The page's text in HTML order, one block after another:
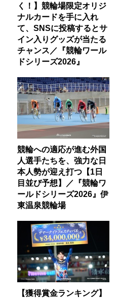
く！】競輪場限定オリジ
ナルカードを手に入れ
て、SNSに投稿するとサ
イン入りグッズが当たる
チャンス／『競輪ワール
ドシリーズ2026』
競輪への適応が進む外国
人選手たちを、強力な日
本人勢が迎え打つ【1日
目並び予想】／『競輪ワ
ールドシリーズ2026』伊
東温泉競輪場
【獲得賞金ランキング】